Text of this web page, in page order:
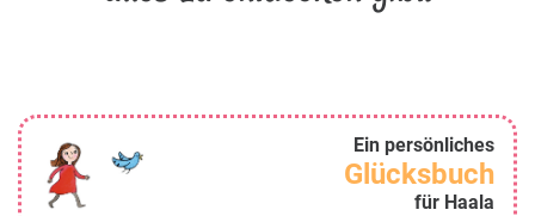
Ein persönliches
Glücksbuch
für Haala